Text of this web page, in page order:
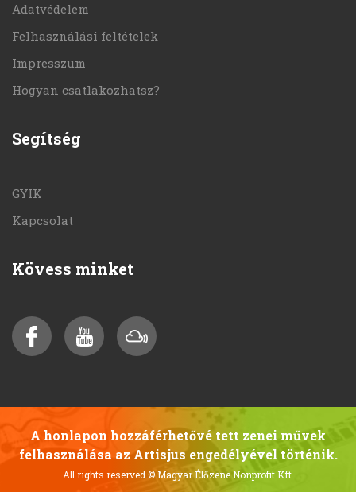
Adatvédelem
Felhasználási feltételek
Impresszum
Hogyan csatlakozhatsz?
Segítség
GYIK
Kapcsolat
Kövess minket
A honlapon hozzáférhetővé tett zenei művek
felhasználása az Artisjus engedélyével történik.
All rights reserved© Magyar Élőzene Nonprofit Kft.